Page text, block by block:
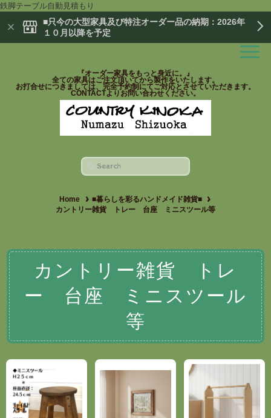
鉄脚テーブル自動見積もり
■只今の大型家具及び特注オーダー品の納期：2026年
１０月以降を予定
『オーダー家具をもっと身近に。』
全ての家具はご注文頂いてから製作をいたします。
お打合せにつきましては、完全予約制にてご対応とさせていただきます。
CONTACTよりお問い合わせください。
Home
■暮らしを彩るハンドメイド雑貨■
カントリー雑貨 トレー 台座 ミニスツール等
カントリー雑貨 トレ
ー 台座 ミニスツール
等